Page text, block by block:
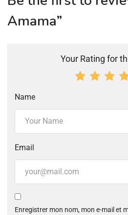
Amama”
Your Rating for
Name
Email
Enregistrer mon nom, mon e-mail et